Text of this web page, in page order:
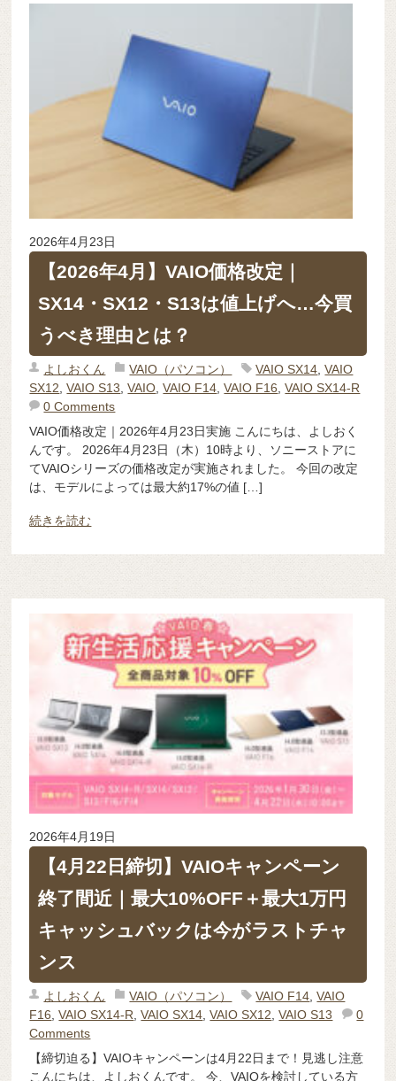
2026年4月23日
【2026年4月】VAIO価格改定｜
SX14・SX12・S13は値上げへ…今買
うべき理由とは？
よしおくん VAIO（パソコン） VAIO SX14,VAIO
SX12,VAIO S13,VAIO,VAIO F14,VAIO F16,VAIO SX14-R
0 Comments
VAIO価格改定｜2026年4月23日実施 こんにちは、よしおく
んです。 2026年4月23日（木）10時より、ソニーストアに
てVAIOシリーズの価格改定が実施されました。 今回の改定
は、モデルによっては最大約17%の値 […]
続きを読む
2026年4月19日
【4月22日締切】VAIOキャンペーン
終了間近｜最大10%OFF＋最大1万円
キャッシュバックは今がラストチャ
ンス
よしおくん VAIO（パソコン） VAIO F14 ,VAIO
F16 ,VAIO SX14-R ,VAIO SX14 ,VAIO SX12 ,VAIO S13
0
Comments
【締切迫る】VAIOキャンペーンは4月22日まで！見逃し注意
こんにちは、よしおくんです。 今、VAIOを検討している方